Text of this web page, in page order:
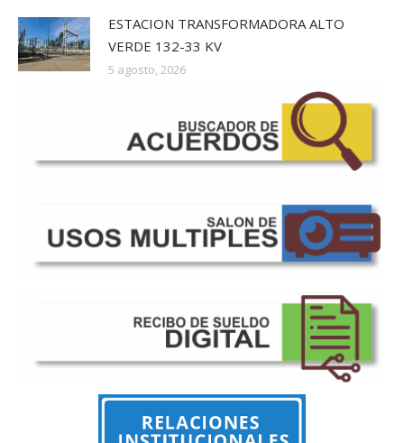
ESTACION TRANSFORMADORA ALTO
VERDE 132-33 KV
5 agosto, 2026